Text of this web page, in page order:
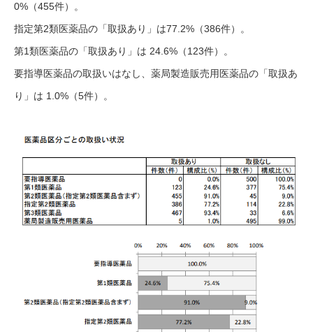
0%（455件）。
指定第2類医薬品の「取扱あり」は77.2%（386件）。
第1類医薬品の「取扱あり」は 24.6%（123件）。
要指導医薬品の取扱いはなし、薬局製造販売用医薬品の「取扱あ
り」は 1.0%（5件）。